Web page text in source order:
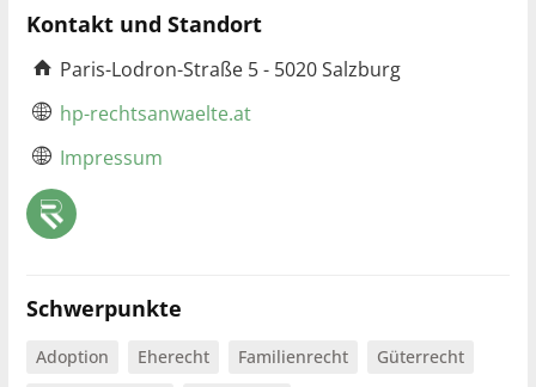
Kontakt und Standort
Paris-Lodron-Straße 5 - 5020 Salzburg
hp-rechtsanwaelte.at
Impressum
Schwerpunkte
Adoption Eherecht Familienrecht
Güterrecht